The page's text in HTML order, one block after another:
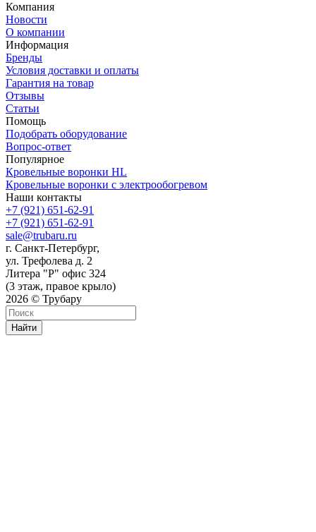
Компания
Новости
О компании
Информация
Бренды
Условия доставки и оплаты
Гарантия на товар
Отзывы
Статьи
Помощь
Подобрать оборудование
Вопрос-ответ
Популярное
Кровельные воронки HL
Кровельные воронки с электрообогревом
Наши контакты
+7 (921) 651-62-91
+7 (921) 651-62-91
sale@trubaru.ru
г. Санкт-Петербург,
ул. Трефолева д. 2
Литера "Р" офис 324
(3 этаж, правое крыло)
2026 © Трубару
Найти